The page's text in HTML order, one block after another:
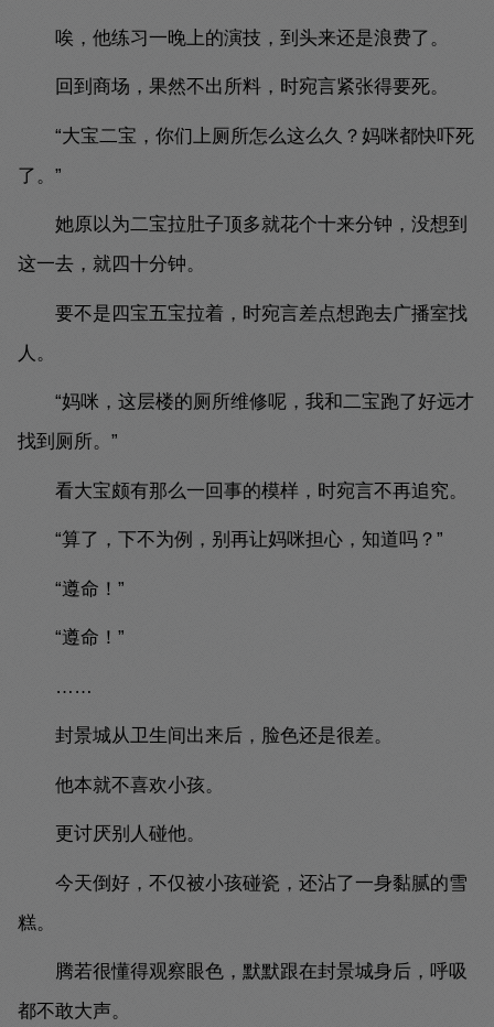
唉，他练习一晚上的演技，到头来还是浪费了。
回到商场，果然不出所料，时宛言紧张得要死。
“大宝二宝，你们上厕所怎么这么久？妈咪都快吓死
了。”
她原以为二宝拉肚子顶多就花个十来分钟，没想到
这一去，就四十分钟。
要不是四宝五宝拉着，时宛言差点想跑去广播室找
人。
“妈咪，这层楼的厕所维修呢，我和二宝跑了好远才
找到厕所。”
看大宝颇有那么一回事的模样，时宛言不再追究。
“算了，下不为例，别再让妈咪担心，知道吗？”
“遵命！”
“遵命！”
……
封景城从卫生间出来后，脸色还是很差。
他本就不喜欢小孩。
更讨厌别人碰他。
今天倒好，不仅被小孩碰瓷，还沾了一身黏腻的雪
糕。
腾若很懂得观察眼色，默默跟在封景城身后，呼吸
都不敢大声。